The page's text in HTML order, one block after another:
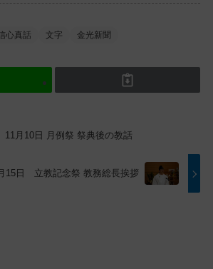
心真話 文字 金光新聞
11月10日 月例祭 祭典後の教話
15日 立教記念祭 教務総長挨拶